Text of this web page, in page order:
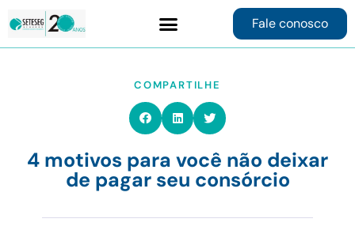
Fale conosco
COMPARTILHE
4 motivos para você não deixar
de pagar seu consórcio